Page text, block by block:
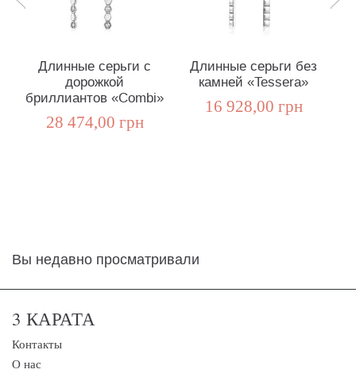
Длинные серьги с
дорожкой
бриллиантов «Combi»
28 474,00 грн
Длинные серьги без
камней «Tessera»
16 928,00 грн
Вы недавно просматривали
3 КАРАТА
Контакты
О нас